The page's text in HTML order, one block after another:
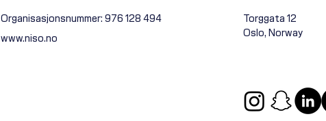
Avtale med FIFA gir spillerne plass
Organisasjonsnummer: 976 128 494
www.niso.no
Torggata 12
Oslo, Norway